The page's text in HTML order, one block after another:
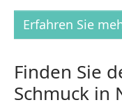
Erfahren Sie
Finden Sie
Schmuck in